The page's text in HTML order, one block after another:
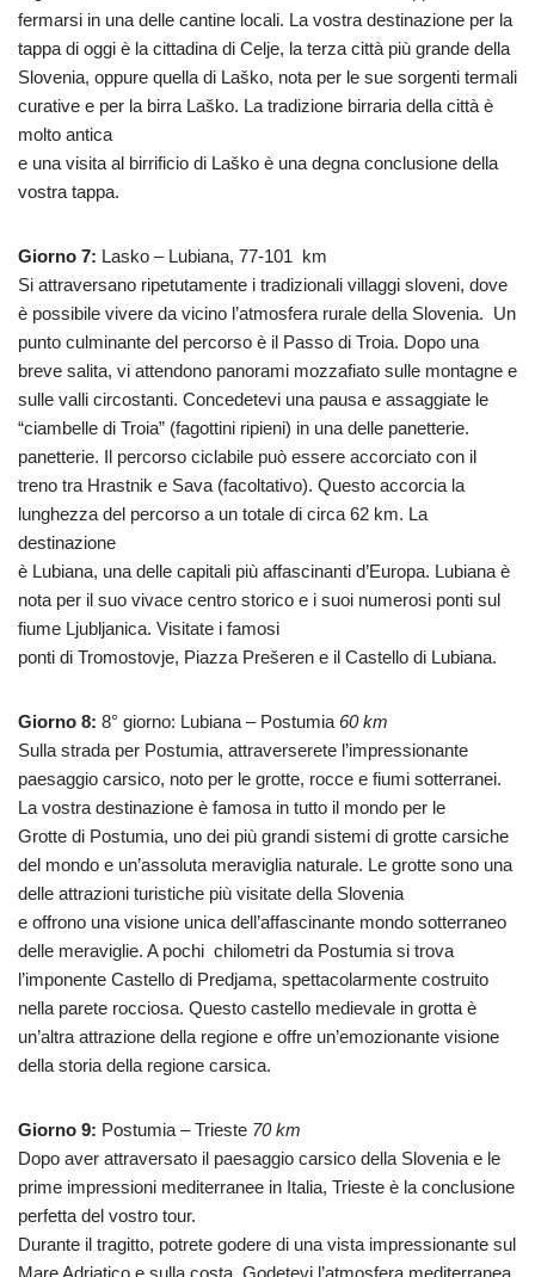
fermarsi in una delle cantine locali. La vostra destinazione per la
tappa di oggi è la cittadina di Celje, la terza città più grande della
Slovenia, oppure quella di Laško, nota per le sue sorgenti termali
curative e per la birra Laško. La tradizione birraria della città è
molto antica
e una visita al birrificio di Laško è una degna conclusione della
vostra tappa.
Giorno 7: Lasko – Lubiana, 77-101 km
Si attraversano ripetutamente i tradizionali villaggi sloveni, dove
è possibile vivere da vicino l’atmosfera rurale della Slovenia. Un
punto culminante del percorso è il Passo di Troia. Dopo una
breve salita, vi attendono panorami mozzafiato sulle montagne e
sulle valli circostanti. Concedetevi una pausa e assaggiate le
“ciambelle di Troia” (fagottini ripieni) in una delle panetterie.
panetterie. Il percorso ciclabile può essere accorciato con il
treno tra Hrastnik e Sava (facoltativo). Questo accorcia la
lunghezza del percorso a un totale di circa 62 km. La
destinazione
è Lubiana, una delle capitali più affascinanti d’Europa. Lubiana è
nota per il suo vivace centro storico e i suoi numerosi ponti sul
fiume Ljubljanica. Visitate i famosi
ponti di Tromostovje, Piazza Prešeren e il Castello di Lubiana.
Giorno 8: 8° giorno: Lubiana – Postumia 60 km
Sulla strada per Postumia, attraverserete l’impressionante
paesaggio carsico, noto per le grotte, rocce e fiumi sotterranei.
La vostra destinazione è famosa in tutto il mondo per le
Grotte di Postumia, uno dei più grandi sistemi di grotte carsiche
del mondo e un’assoluta meraviglia naturale. Le grotte sono una
delle attrazioni turistiche più visitate della Slovenia
e offrono una visione unica dell’affascinante mondo sotterraneo
delle meraviglie. A pochi chilometri da Postumia si trova
l’imponente Castello di Predjama, spettacolarmente costruito
nella parete rocciosa. Questo castello medievale in grotta è
un’altra attrazione della regione e offre un’emozionante visione
della storia della regione carsica.
Giorno 9: Postumia – Trieste 70 km
Dopo aver attraversato il paesaggio carsico della Slovenia e le
prime impressioni mediterranee in Italia, Trieste è la conclusione
perfetta del vostro tour.
Durante il tragitto, potrete godere di una vista impressionante sul
Mare Adriatico e sulla costa. Godetevi l’atmosfera mediterranea.